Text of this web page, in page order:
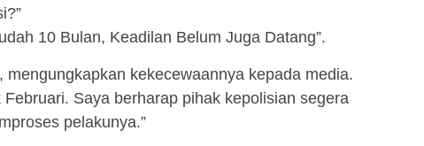
10 Bulan, Keadilan Belum Juga Datang”.
mengungkapkan kekecewaannya kepada media.
Februari. Saya berharap pihak kepolisian segera
pelakunya.”